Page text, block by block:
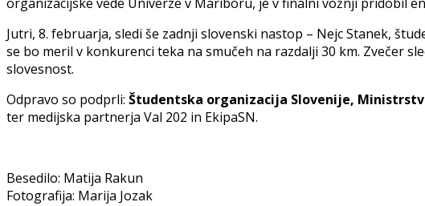
organizacijske vede Univerze v Mariboru, je v finalni vožnji pridobil
Jutri, 8. februarja, sledi še zadnji slovenski nastop – Nejc Stanek,
se bo meril v konkurenci teka na smučeh na razdalji 30 km. Zvečer
slovesnost.
Odpravo so podprli: Študentska organizacija Slovenije,
ter medijska partnerja Val 202 in EkipaSN.
Besedilo: Matija Rakun
Fotografija: Marija Jozak